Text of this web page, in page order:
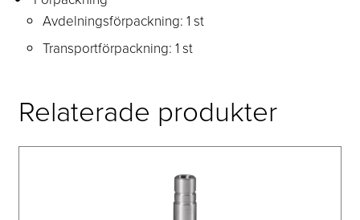
Avdelningsförpackning: 1 st
Transportförpackning: 1 st
Relaterade produkter